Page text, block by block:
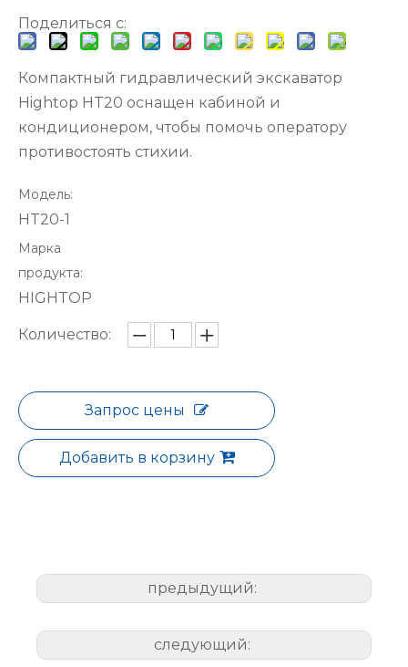
Поделиться с:
Компактный гидравлический экскаватор
Hightop HT20 оснащен кабиной и
кондиционером, чтобы помочь оператору
противостоять стихии.
Модель:
HT20-1
Марка
продукта:
HIGHTOP
Количество:
Запрос цены
Добавить в корзину
предыдущий:
следующий: